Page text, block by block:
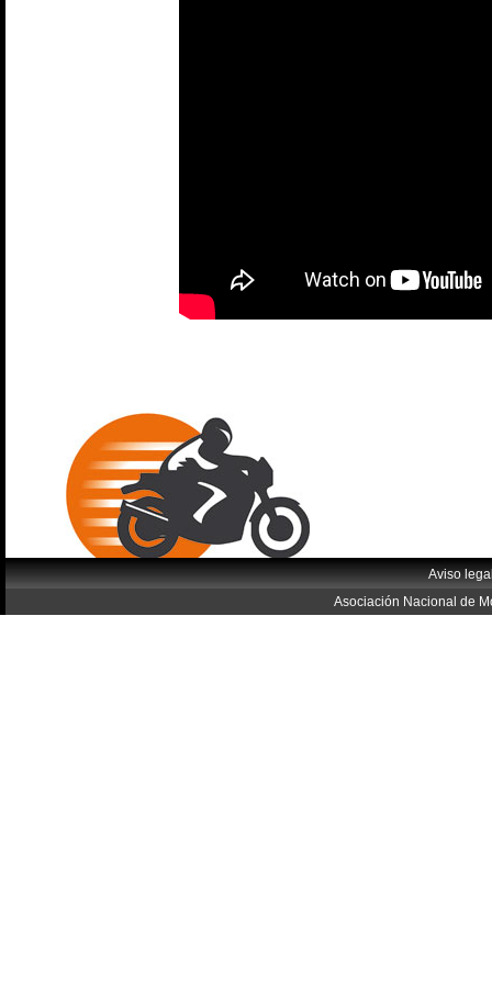
Aviso
Asociación Nacional de